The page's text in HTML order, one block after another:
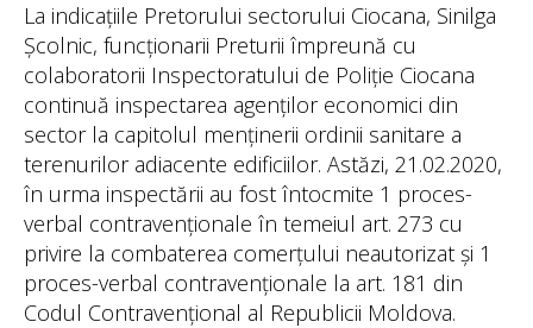
La indicațiile Pretorului sectorului Ciocana, Sinilga
Școlnic, funcționarii Preturii împreună cu
colaboratorii Inspectoratului de Poliție Ciocana
continuă inspectarea agenților economici din
sector la capitolul menținerii ordinii sanitare a
terenurilor adiacente edificiilor. Astăzi, 21.02.2020,
în urma inspectării au fost întocmite 1 proces-
verbal contravenționale în temeiul art. 273 cu
privire la combaterea comerțului neautorizat și 1
proces-verbal contravenționale la art. 181 din
Codul Contravențional al Republicii Moldova.